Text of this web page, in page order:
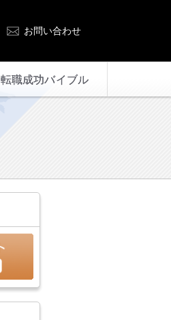
お問い合わせ
転職成功バイブル